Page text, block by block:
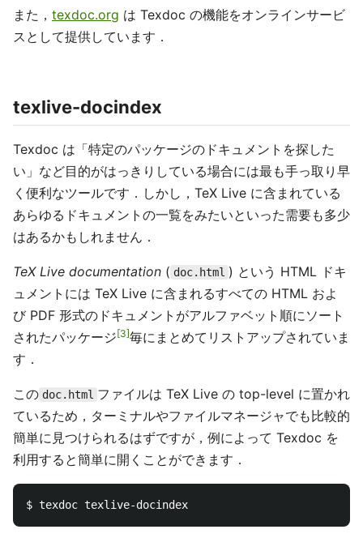
また， texdoc.org は Texdoc の機能をオンラインサービ
スとして提供しています．
texlive-docindex
Texdoc は「特定のパッケージのドキュメントを探した
い」など目的がはっきりしている場合には最も手っ取り早
く便利なツールです．しかし，TeX Live に含まれている
あらゆるドキュメントの一覧をみたいといった需要も多少
はあるかもしれません．
TeX Live documentation ( doc.html ) という HTML ドキ
ュメントには TeX Live に含まれるすべての HTML およ
び PDF 形式のドキュメントがアルファベット順にソート
されたパッケージ 3 毎にまとめてリストアップされていま
す．
この doc.html ファイルは TeX Live の top-level に置かれ
ているため，ターミナルやファイルマネージャでも比較的
簡単に見つけられるはずですが，例によって Texdoc を
利用すると簡単に開くことができます．